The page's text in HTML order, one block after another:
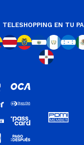
TELESHOPPING EN TU